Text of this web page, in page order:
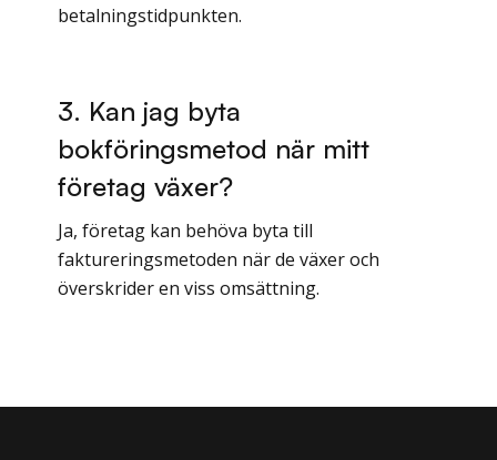
betalningstidpunkten.
3. Kan jag byta
bokföringsmetod när mitt
företag växer?
Ja, företag kan behöva byta till
faktureringsmetoden när de växer och
överskrider en viss omsättning.